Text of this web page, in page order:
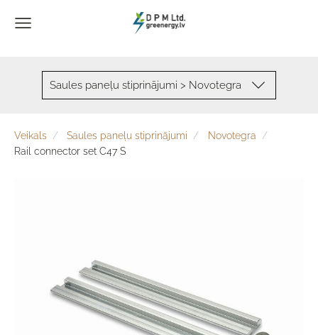
Saules paneļu stiprinājumi > Novotegra
Veikals Saules paneļu stiprinājumi
Novotegra
Rail connector set C47 S